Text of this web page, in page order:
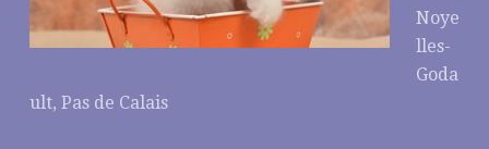
Noye
lles-
Goda
ult, Pas de Calais